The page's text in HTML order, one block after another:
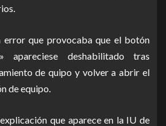
error que provocaba que el botón
apareciese deshabilitado tras
de quipo y volver a abrir el
de equipo.
que aparece en la IU de